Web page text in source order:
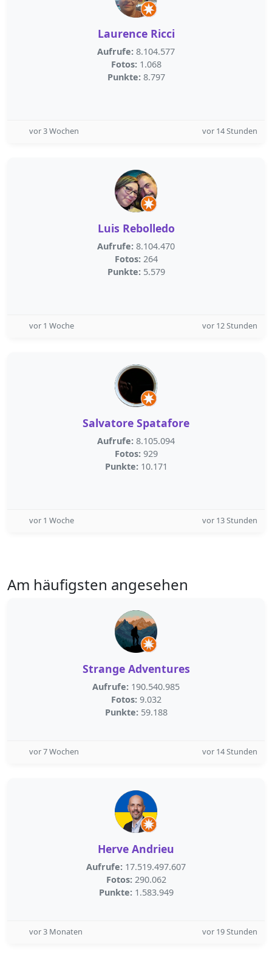
Laurence Ricci
Aufrufe: 8.104.577
Fotos: 1.068
Punkte: 8.797
vor 3 Wochen vor 14 Stunden
Luis Rebolledo
Aufrufe: 8.104.470
Fotos: 264
Punkte: 5.579
vor 1 Woche vor 12 Stunden
Salvatore Spatafore
Aufrufe: 8.105.094
Fotos: 929
Punkte: 10.171
vor 1 Woche vor 13 Stunden
Am häufigsten angesehen
Strange Adventures
Aufrufe: 190.540.985
Fotos: 9.032
Punkte: 59.188
vor 7 Wochen vor 14 Stunden
Herve Andrieu
Aufrufe: 17.519.497.607
Fotos: 290.062
Punkte: 1.583.949
vor 3 Monaten vor 19 Stunden